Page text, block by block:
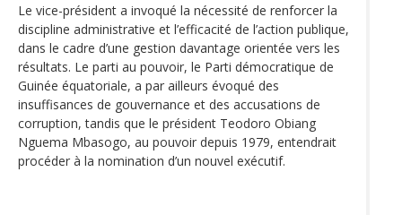
Le vice-président a invoqué la nécessité de renforcer la
discipline administrative et l’efficacité de l’action publique,
dans le cadre d’une gestion davantage orientée vers les
résultats. Le parti au pouvoir, le Parti démocratique de
Guinée équatoriale, a par ailleurs évoqué des
insuffisances de gouvernance et des accusations de
corruption, tandis que le président Teodoro Obiang
Nguema Mbasogo, au pouvoir depuis 1979, entendrait
procéder à la nomination d’un nouvel exécutif.